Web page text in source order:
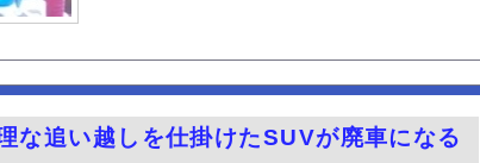
…これよく轢かずに止まれたな
てしまう爆美女中国人が話題に…
乳、横乳、脇！！【GIF動画あり】
な追い越しを仕掛けたSUVが廃車になる